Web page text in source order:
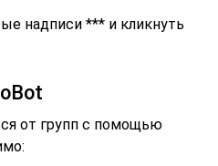
надписи *** и кликнуть
от групп с помощью